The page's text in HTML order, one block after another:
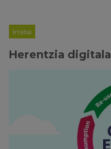
Irratia
Herentzia digitala